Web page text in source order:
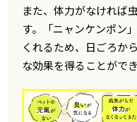
また、体力がなければ
す。「ニャンケンポン
くれるため、日ごろか
な効果を得ることがで